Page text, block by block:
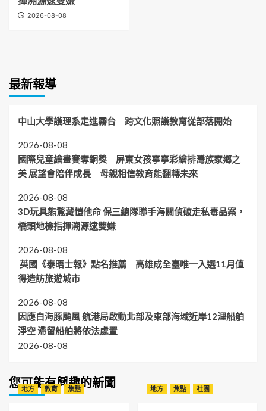
2026-08-08
最新報導
中山大學護理系走進霧台 跨文化照護教育從部落開始
2026-08-08
國際兒童繪畫賽奪銅獎 屏東女孩寧寧彩繪排灣族家鄉之
美 展望會陪伴成長 母親相信教育能翻轉未來
2026-08-08
3D玩具熊驚藏愷他命 保三總隊聯手海關偵破走私毒品案，
橋頭地檢指揮溯源逮雙嫌
2026-08-08
英國《泰晤士報》點名推薦 高雄成全臺唯一入選11月值
得造訪旅遊城市
2026-08-08
因應白海豚颱風 航港局啟動北部及東部海域近岸12浬船舶
淨空 滯留船舶將依法處置
2026-08-08
您可能有興趣的新聞
地方 教育 焦點 地方 焦點 社團